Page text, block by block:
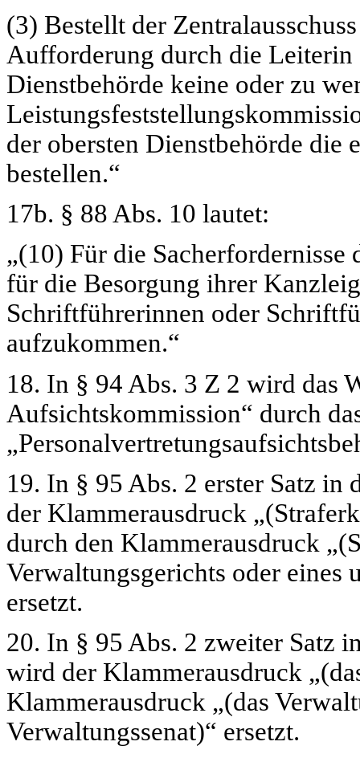
(3) Bestellt der
Aufforderung durch die Leiterin
Dienstbehörde keine oder zu
der obersten Dienstbehörde
bestellen.“
17b. § 88 Abs. 10 lautet:
„(10) Für die
für die Besorgung ihrer
Schriftführerinnen oder
aufzukommen.“
18. In § 94 Abs. 3 Z 2 wird das
Aufsichtskommission“ durch
19. In § 95 Abs. 2 erster Satz
der Klammerausdruck
durch den Klammerausdruck
Verwaltungsgerichts oder eines
ersetzt.
20. In § 95 Abs. 2 zweiter Satz
wird der Klammerausdruck
Klammerausdruck „(das
Verwaltungssenat)“ ersetzt.